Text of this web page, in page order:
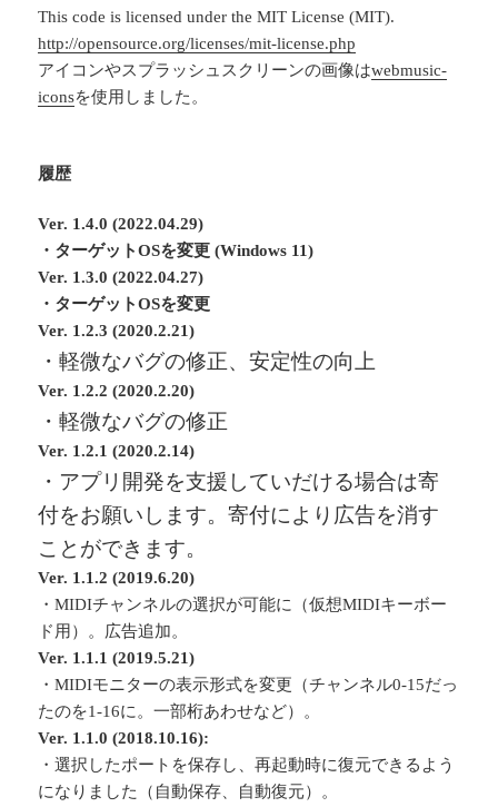
This code is licensed under the MIT License (MIT).
http://opensource.org/licenses/mit-license.php
アイコンやスプラッシュスクリーンの画像はwebmusic-
iconsを使用しました。
履歴
Ver. 1.4.0 (2022.04.29)
・ターゲットOSを変更 (Windows 11)
Ver. 1.3.0 (2022.04.27)
・ターゲットOSを変更
Ver. 1.2.3 (2020.2.21)
・軽微なバグの修正、安定性の向上
Ver. 1.2.2 (2020.2.20)
・軽微なバグの修正
Ver. 1.2.1 (2020.2.14)
・アプリ開発を支援していだける場合は寄
付をお願いします。寄付により広告を消す
ことができます。
Ver. 1.1.2 (2019.6.20)
・MIDIチャンネルの選択が可能に（仮想MIDIキーボー
ド用）。広告追加。
Ver. 1.1.1 (2019.5.21)
・MIDIモニターの表示形式を変更（チャンネル0-15だっ
たのを1-16に。一部桁あわせなど）。
Ver. 1.1.0 (2018.10.16):
・選択したポートを保存し、再起動時に復元できるよう
になりました（自動保存、自動復元）。